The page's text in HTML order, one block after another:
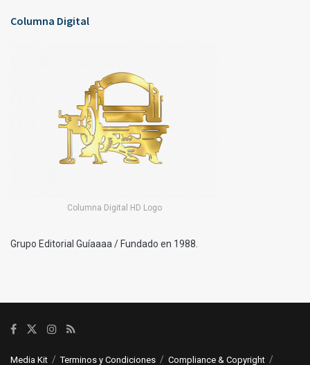
Columna Digital
Columna Digital HD Logo
Grupo Editorial Guíaaaa / Fundado en 1988.
Media Kit Terminos y Condiciones Compliance & Copyright